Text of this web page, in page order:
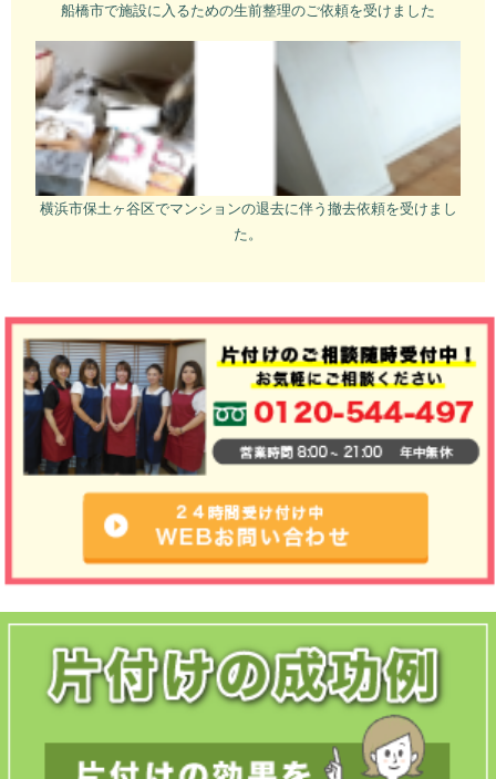
船橋市で施設に入るための生前整理のご依頼を受けました
横浜市保土ヶ谷区でマンションの退去に伴う撤去依頼を受けまし
た。